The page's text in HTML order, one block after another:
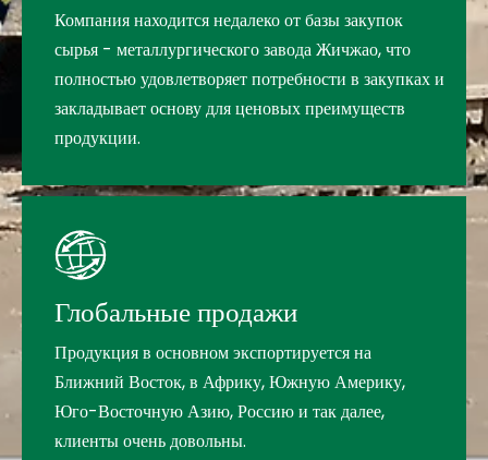
Компания находится недалеко от базы закупок
сырья - металлургического завода Жичжао, что
полностью удовлетворяет потребности в закупках и
закладывает основу для ценовых преимуществ
продукции.
Глобальные продажи
Продукция в основном экспортируется на
Ближний Восток, в Африку, Южную Америку,
Юго-Восточную Азию, Россию и так далее,
клиенты очень довольны.